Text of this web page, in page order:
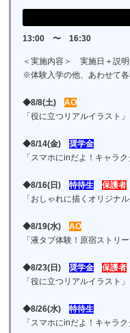
13:00 〜 16:30
＜実施内容＞ 実施日＋説
※体験入学の他、あわせて各
◆8/8(土)AO
「役に立つリアルイラスト」
◆8/14(金)奨学金
「スマホにinだよ！キャラク
◆8/16(日)特待生
保護者
「おしゃれに描くオリジナ
◆8/19(水)
AO
「液タブ体験！原宿ストリ
◆8/23(日)奨学金
保護者
「役に立つリアルイラスト」
◆8/26(水)特待生
「スマホにinだよ！キャラク